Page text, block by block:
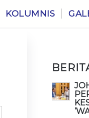
KOLUMNIS